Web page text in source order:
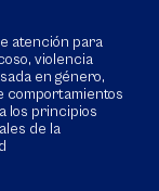
atención para
violencia
en género,
comportamientos
los principios
de la